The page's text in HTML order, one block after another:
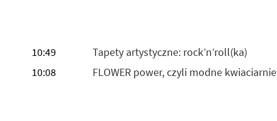
10:49
Tapety artystyczne: rock’n’roll(ka)
10:08
FLOWER power, czyli modne kwiaciarnie